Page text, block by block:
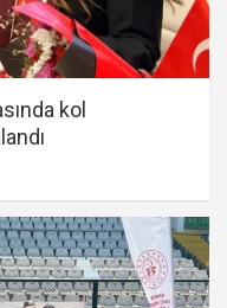
kol